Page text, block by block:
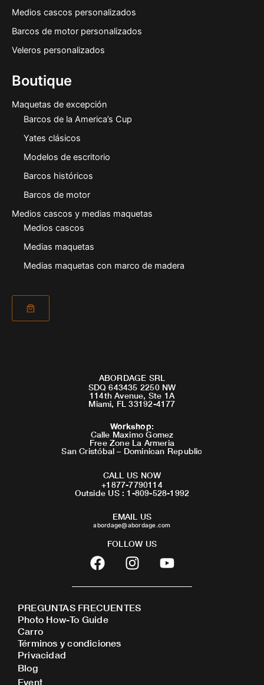
Medios cascos personalizados
Barcos de motor personalizados
Veleros personalizados
Boutique
Maquetas de excepción
Barcos de la America’s Cup
Yates clásicos
Modelos de escritorio
Barcos históricos
Barcos de motor
Medios cascos y medias maquetas
Medios cascos
Medias maquetas
Medias maquetas con marco de madera
ABORDAGE SRL
SDQ 643435 2250 NW
114th Avenue, Ste 1A
Miami, FL 33192-4177
Workshop:
Calle Maximo Gomez
Free Zone La Armeria
San Cristóbal – Dominican Republic
CALL US NOW
+1877-7790114
Outside US : 1-809-528-1992
EMAIL US
abordage@abordage.com
FOLLOW US
F
a
c
b
o
o
I
n
s
a
Y
o
u
PREGUNTAS FRECUENTES
Photo How-To Guide
Carro
Términos y condiciones
Privacidad
Blog
Event